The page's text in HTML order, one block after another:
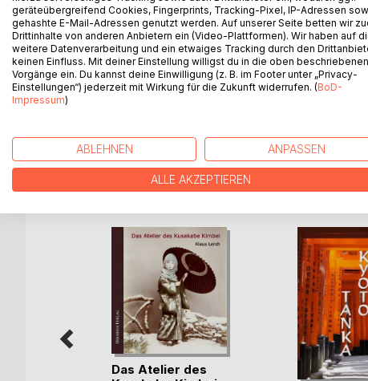
Direkt nach den Ereignissen konzentrierten sich
der Entstehungsgeschichte der Anschläge und
terroristische Organisation herausbilden konnte
vorbereitet waren.
Die vorliegende Abhandlung beschäftigt sich
versucht eine Antwort auf die Frage zu finden,
WEITERE TITEL BEI
Das Atelier des
geräteübergreifend Cookies, Fingerprints, Tracking-Pixel, IP-Adressen
gehashte E-Mail-Adressen genutzt werden. Auf unserer Seite betten wir
Drittinhalte von anderen Anbietern ein (Video-Plattformen). Wir haben auf
weitere Datenverarbeitung und ein etwaiges Tracking durch den
keinen Einfluss. Mit deiner Einstellung willigst du in die oben beschriebenen
Vorgänge ein. Du kannst deine Einwilligung (z. B. im Footer unter „Privacy-
Einstellungen“) jederzeit mit Wirkung für die Zukunft widerrufen. (BoD-
Impressum)
ABLEHNEN ANPASSEN
ALLE AKZEPTIEREN